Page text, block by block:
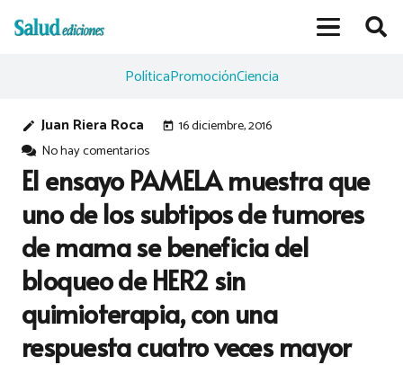
PolíticaPromociónCiencia
edit Juan Riera Roca today 16 diciembre, 2016
No hay comentarios
El ensayo PAMELA muestra que
uno de los subtipos de tumores
de mama se beneficia del
bloqueo de HER2 sin
quimioterapia, con una
respuesta cuatro veces mayor